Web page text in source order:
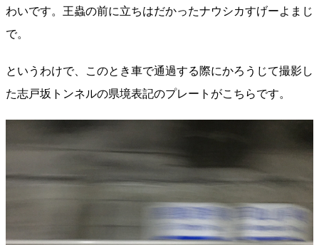
わいです。王蟲の前に立ちはだかったナウシカすげーよまじ
で。
というわけで、このとき車で通過する際にかろうじて撮影し
た志戸坂トンネルの県境表記のプレートがこちらです。